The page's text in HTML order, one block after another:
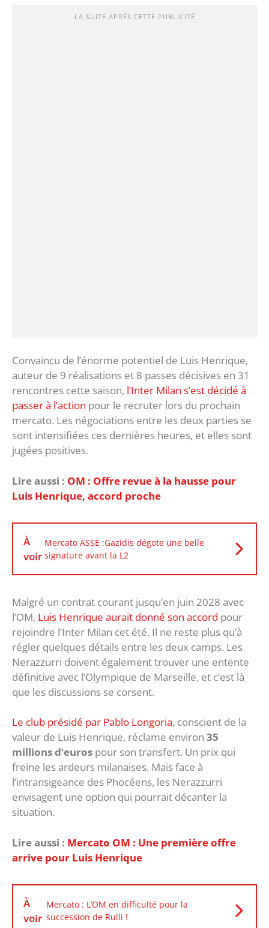
LA SUITE APRÈS CETTE PUBLICITÉ
Convaincu de l’énorme potentiel de Luis Henrique,
auteur de 9 réalisations et 8 passes décisives en 31
rencontres cette saison, l’Inter Milan s’est décidé à
passer à l’action pour le recruter lors du prochain
mercato. Les négociations entre les deux parties se
sont intensifiées ces dernières heures, et elles sont
jugées positives.
Lire aussi : OM : Offre revue à la hausse pour
Luis Henrique, accord proche
À
voir
Mercato ASSE :Gazidis dégote une belle
signature avant la L2
Malgré un contrat courant jusqu’en juin 2028 avec
l’OM, Luis Henrique aurait donné son accord pour
rejoindre l’Inter Milan cet été. Il ne reste plus qu’à
régler quelques détails entre les deux camps. Les
Nerazzurri doivent également trouver une entente
définitive avec l’Olympique de Marseille, et c’est là
que les discussions se corsent.
Le club présidé par Pablo Longoria, conscient de la
valeur de Luis Henrique, réclame environ 35
millions d’euros pour son transfert. Un prix qui
freine les ardeurs milanaises. Mais face à
l’intransigeance des Phocéens, les Nerazzurri
envisagent une option qui pourrait décanter la
situation.
Lire aussi : Mercato OM : Une première offre
arrive pour Luis Henrique
À
voir
Mercato : L’OM en difficulté pour la
succession de Rulli !